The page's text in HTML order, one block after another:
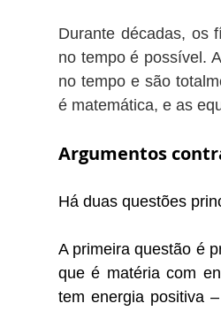
Durante décadas, os
no tempo é possível.
no tempo e são
é matemática, e as
Argumentos
Há duas questões
A primeira questão é
que é matéria com
tem energia positiva